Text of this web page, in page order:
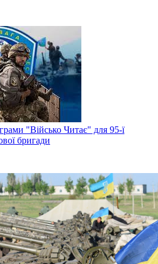
"Військо Читає" для 95-ї
бригади